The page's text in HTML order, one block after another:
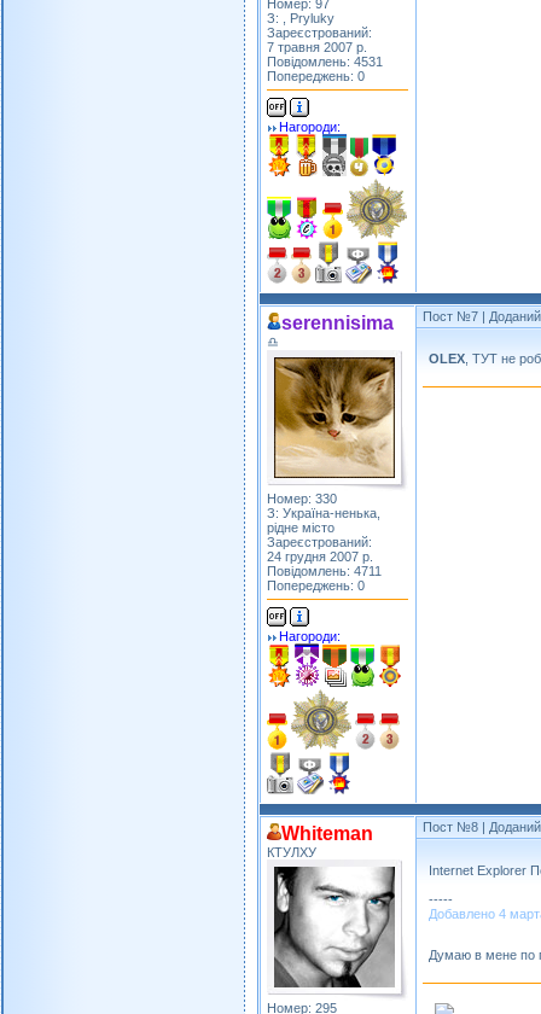
Номер: 97
З: , Pryluky
Зареєстрований:
7 травня 2007 р.
Повідомлень: 4531
Попереджень: 0
Нагороди:
serennisima
♎
Номер: 330
З: Україна-ненька,
рідне місто
Зареєстрований:
24 грудня 2007 р.
Повідомлень: 4711
Попереджень: 0
Нагороди:
Пост №7 |
OLEX , ТУТ не
Whiteman
КТУЛХУ
Номер: 295
Пост №8 |
Internet Explorer
-----
Добавлено 4
Думаю в мене по